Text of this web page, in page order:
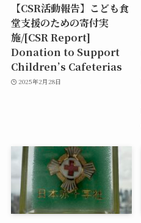
【CSR活動報告】こども食
堂支援のための寄付実
施/[CSR Report]
Donation to Support
Children’s Cafeterias
2025年2月28日